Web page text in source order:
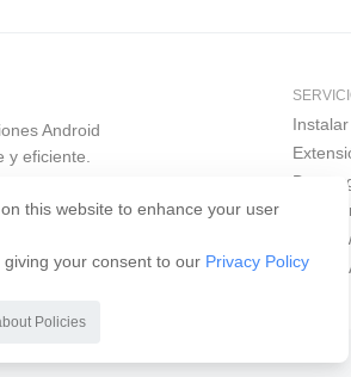
this website to enhance your user
your consent to our Privacy Policy
Policies
Android
eficiente.
Instalar
iPhone